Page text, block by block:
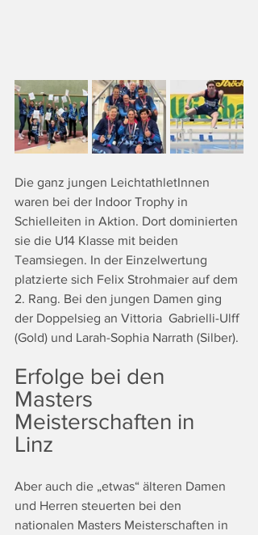
Die ganz jungen LeichtathletInnen
waren bei der Indoor Trophy in
Schielleiten in Aktion. Dort dominierten
sie die U14 Klasse mit beiden
Teamsiegen. In der Einzelwertung
platzierte sich Felix Strohmaier auf dem
2. Rang. Bei den jungen Damen ging
der Doppelsieg an Vittoria  Gabrielli-Ulff
(Gold) und Larah-Sophia Narrath (Silber).
Erfolge bei den
Masters
Meisterschaften in
Linz
Aber auch die „etwas“ älteren Damen
und Herren steuerten bei den
nationalen Masters Meisterschaften in